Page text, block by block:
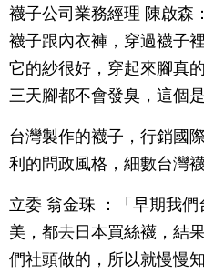
襪子公司業務經理 陳啟森
襪子跟內衣褲，穿過襪子
它的紗很好，穿起來腳真
三天腳都不會發臭，這個
台灣製作的襪子，行銷國
利的問政風格，細數台灣
立委 翁金珠 ：「早期我
美，都去日本買絲襪，結
們社頭做的，所以就慢慢